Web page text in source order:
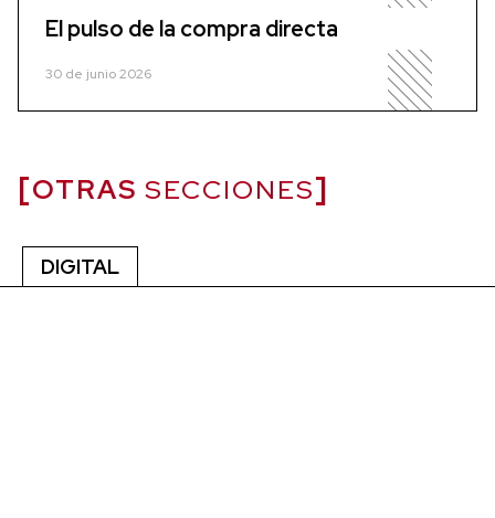
El pulso de la compra directa
30 de junio 2026
OTRAS SECCIONES
DIGITAL